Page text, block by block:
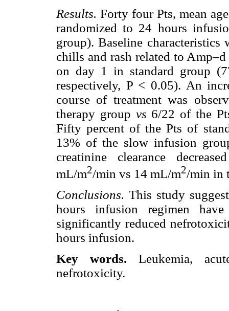
Results. Forty four Pts, mean
randomized to 24 hours
group). Baseline
chills and rash related to
on day 1 in standard group
respectively, P < 0.05). An
course of treatment was
therapy group vs 6/22 of the
Fifty percent of the Pts of
13% of the slow infusion
creatinine clearance
mL/m2/min vs 14 mL/m2/min in
Conclusions.This study
hours infusion regimen
significantly reduced
hours infusion.
Key words.Leukemia,
nefrotoxicity.